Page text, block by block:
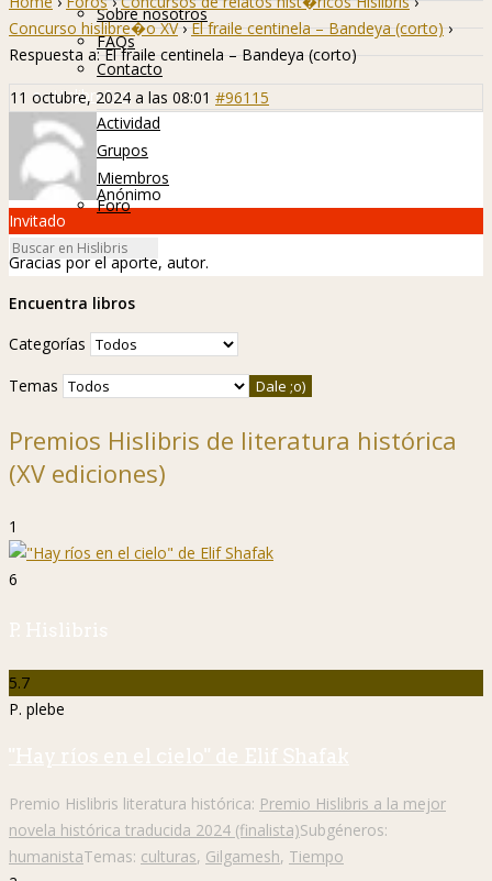
Sobre nosotros
FAQs
Contacto
Hislibreños
Actividad
Grupos
Miembros
Foro
Concurso hislibre�o XV › El fraile centinela – Bandeya (corto) ›
Respuesta a: El fraile centinela – Bandeya (corto)
11 octubre, 2024 a las 08:01 #96115
Anónimo
Invitado
Gracias por el aporte, autor.
Encuentra libros
Categorías
Temas
Premios Hislibris de literatura histórica
(XV ediciones)
1
6
P. Hislibris
5.7
P. plebe
"Hay ríos en el cielo" de Elif Shafak
Premio Hislibris literatura histórica: Premio Hislibris a la mejor
novela histórica traducida 2024 (finalista)Subgéneros:
humanistaTemas: culturas, Gilgamesh, Tiempo